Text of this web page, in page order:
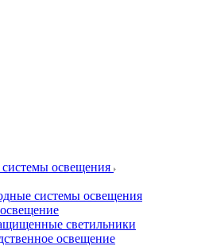
освещения
системы освещения
светильники
освещение